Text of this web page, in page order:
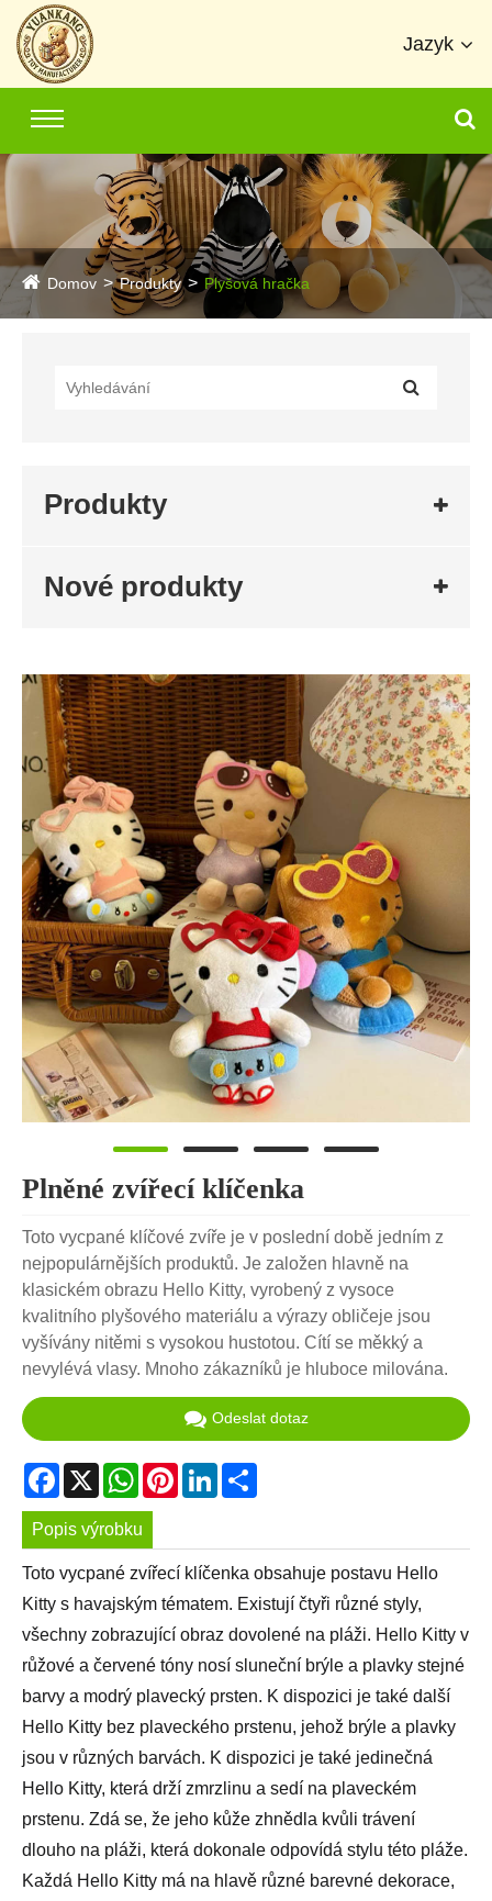
Jazyk
Domov Produkty Plyšová hračka
Produkty
Nové produkty
Plněné zvířecí klíčenka
Toto vycpané klíčové zvíře je v poslední době jedním z
nejpopulárnějších produktů. Je založen hlavně na
klasickém obrazu Hello Kitty, vyrobený z vysoce
kvalitního plyšového materiálu a výrazy obličeje jsou
vyšívány nitěmi s vysokou hustotou. Cítí se měkký a
nevylévá vlasy. Mnoho zákazníků je hluboce milována.
Odeslat dotaz
Facebook
X WhatsApp
PinterestLinkedIn
Popis výrobku
Toto vycpané zvířecí klíčenka obsahuje postavu Hello
Kitty s havajským tématem. Existují čtyři různé styly,
všechny zobrazující obraz dovolené na pláži. Hello Kitty v
růžové a červené tóny nosí sluneční brýle a plavky stejné
barvy a modrý plavecký prsten. K dispozici je také další
Hello Kitty bez plaveckého prstenu, jehož brýle a plavky
jsou v různých barvách. K dispozici je také jedinečná
Hello Kitty, která drží zmrzlinu a sedí na plaveckém
prstenu. Zdá se, že jeho kůže zhnědla kvůli trávení
dlouho na pláži, která dokonale odpovídá stylu této pláže.
Každá Hello Kitty má na hlavě různé barevné dekorace,